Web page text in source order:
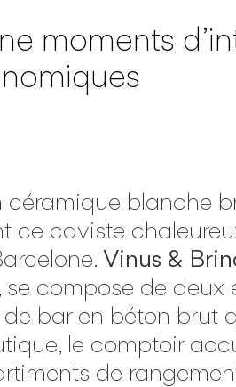
moments
céramique blanche
ce caviste
Vinus &
, se compose de
bar en béton brut
le comptoir
de